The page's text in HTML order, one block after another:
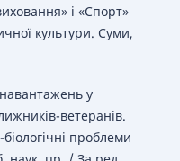
і «Спорт»
культури. Суми,
у
ветеранів.
проблеми